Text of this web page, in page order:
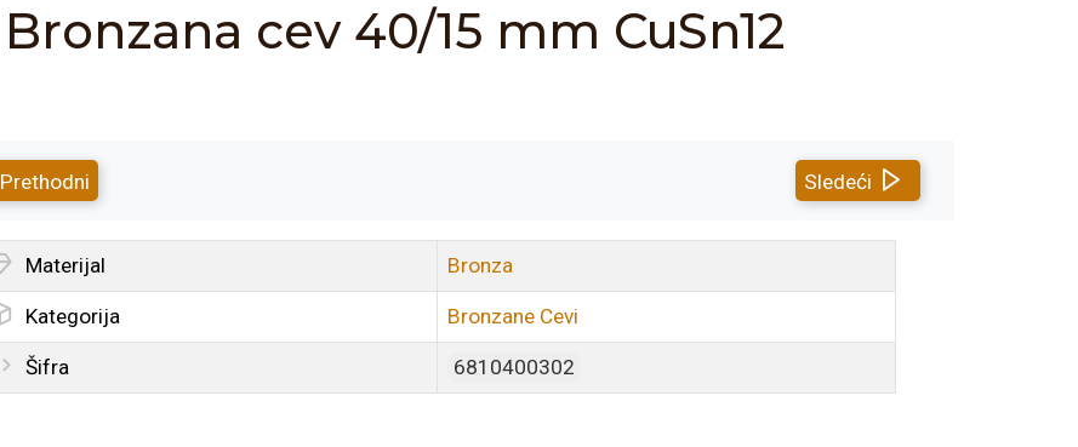
Bronzana cev 40/15 mm CuSn12
Prethodni Sledeći
Materijal Bronza
Kategorija Bronzane Cevi
Šifra 6810400302